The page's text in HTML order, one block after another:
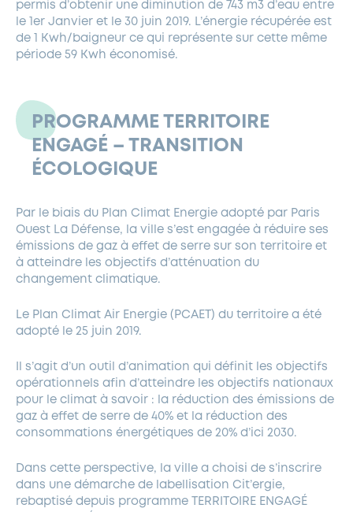
permis d’obtenir une diminution de 743 m3 d’eau entre
le 1er Janvier et le 30 juin 2019. L’énergie récupérée est
de 1 Kwh/baigneur ce qui représente sur cette même
période 59 Kwh économisé.
PROGRAMME TERRITOIRE
ENGAGÉ – TRANSITION
ÉCOLOGIQUE
Par le biais du Plan Climat Energie adopté par Paris
Ouest La Défense, la ville s’est engagée à réduire ses
émissions de gaz à effet de serre sur son territoire et
à atteindre les objectifs d’atténuation du
changement climatique.
Le Plan Climat Air Energie (PCAET) du territoire a été
adopté le 25 juin 2019.
Il s’agit d’un outil d’animation qui définit les objectifs
opérationnels afin d’atteindre les objectifs nationaux
pour le climat à savoir : la réduction des émissions de
gaz à effet de serre de 40% et la réduction des
consommations énergétiques de 20% d’ici 2030.
Dans cette perspective, la ville a choisi de s’inscrire
dans une démarche de labellisation Cit’ergie,
rebaptisé depuis programme TERRITOIRE ENGAGÉ